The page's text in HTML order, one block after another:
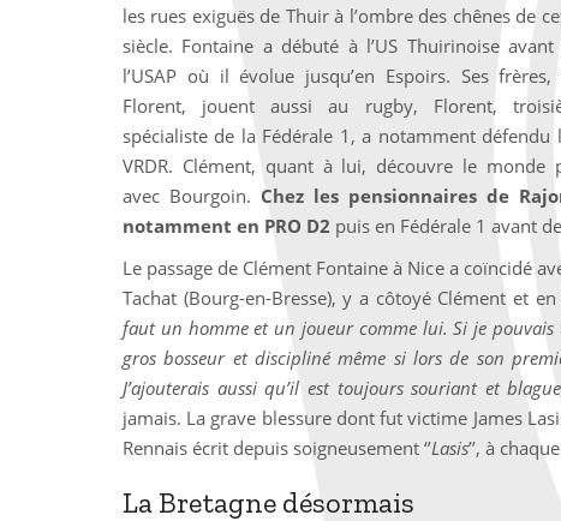
les rues exiguës de Thuir à l’ombre des chênes de
siècle. Fontaine a débuté à l’US Thuirinoise
l’USAP où il évolue jusqu’en Espoirs. Ses
Florent, jouent aussi au rugby, Florent,
spécialiste de la Fédérale 1, a notamment défendu
VRDR. Clément, quant à lui, découvre le monde
avec Bourgoin. Chez les pensionnaires de
notamment en PRO D2 puis en Fédérale 1 avant
Le passage de Clément Fontaine à Nice a coïncidé
Tachat (Bourg-en-Bresse), y a côtoyé Clément et
faut un homme et un joueur comme lui. Si je pouvais
gros bosseur et discipliné même si lors de son
J’ajouterais aussi qu’il est toujours souriant et
jamais. La grave blessure dont fut victime James
Rennais écrit depuis soigneusement ‘’Lasis’’, à
La Bretagne désormais